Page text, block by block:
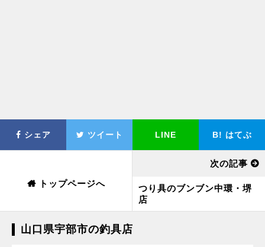
シェア ツイート LINE B! はてぶ
トップページへ
次の記事
つり具のブンブン中環・堺
店
山口県宇部市の釣具店